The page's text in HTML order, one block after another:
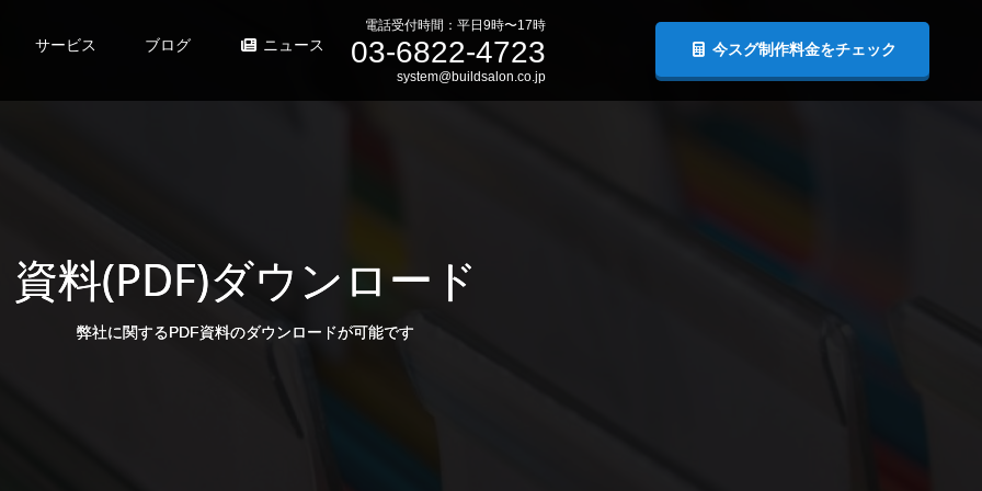
サービス ブログ ニュース 今スグ制作料金をチェック
電話受付時間：平日9時〜17時
03-6822-4723
system@buildsalon.co.jp
資料(PDF)ダウンロード
弊社に関するPDF資料のダウンロードが可能です